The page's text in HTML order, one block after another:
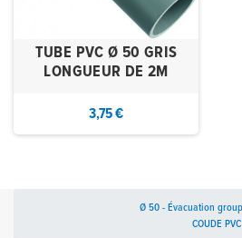
TUBE PVC Ø 50 GRIS
LONGUEUR DE 2M
3,75 €
Ø 50 - Évacuation
COUDE